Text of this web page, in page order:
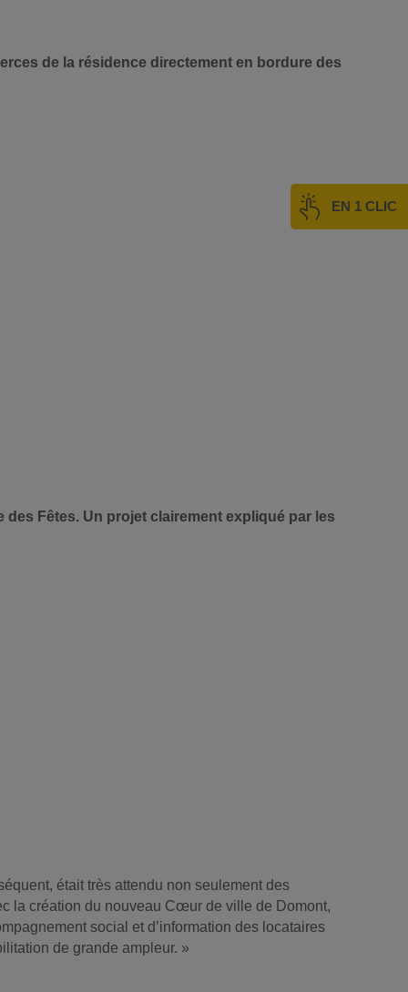
EN 1 CLIC
de la résidence directement en bordure des
Fêtes. Un projet clairement expliqué par les
était très attendu non seulement des
la création du nouveau Cœur de ville de Domont,
social et d’information des locataires
de grande ampleur. »